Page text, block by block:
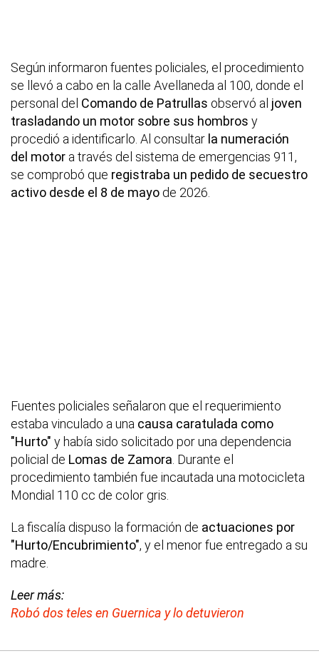
Según informaron fuentes policiales, el procedimiento
se llevó a cabo en la calle Avellaneda al 100, donde el
personal del Comando de Patrullas observó al joven
trasladando un motor sobre sus hombros y
procedió a identificarlo. Al consultar la numeración
del motor a través del sistema de emergencias 911,
se comprobó que registraba un pedido de secuestro
activo desde el 8 de mayo de 2026.
Fuentes policiales señalaron que el requerimiento
estaba vinculado a una causa caratulada como
"Hurto" y había sido solicitado por una dependencia
policial de Lomas de Zamora. Durante el
procedimiento también fue incautada una motocicleta
Mondial 110 cc de color gris.
La fiscalía dispuso la formación de actuaciones por
"Hurto/Encubrimiento", y el menor fue entregado a su
madre.
Leer más:
Robó dos teles en Guernica y lo detuvieron